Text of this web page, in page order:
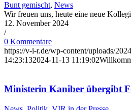
Bunt gemischt, News
Wir freuen uns, heute eine neue
12. November 2024
/
0 Kommentare
https://v-i-r.de/wp-content/uploads/
14:23:132024-11-13 11:19:02
Ministerin Kaniber übergibt